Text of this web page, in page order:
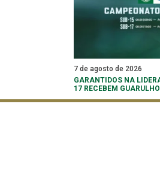
7 de agosto de 2026
GARANTIDOS NA
17 RECEBEM